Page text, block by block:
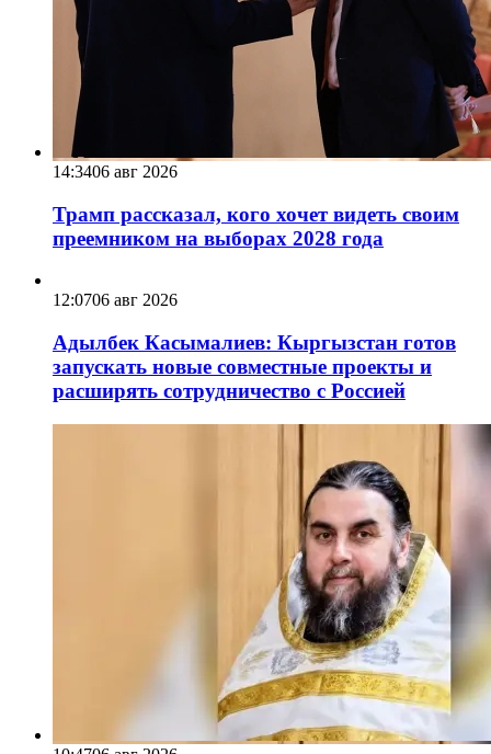
14:3406 авг 2026
Трамп рассказал, кого хочет видеть своим
преемником на выборах 2028 года
12:0706 авг 2026
Адылбек Касымалиев: Кыргызстан готов
запускать новые совместные проекты и
расширять сотрудничество с Россией